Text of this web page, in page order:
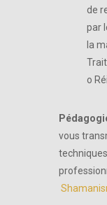
de
par
la
o
vous